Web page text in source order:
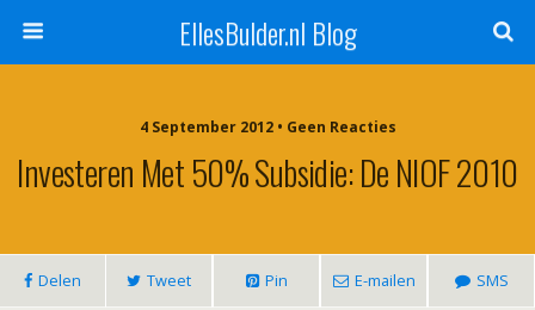
EllesBulder.nl Blog
4 September 2012 • Geen Reacties
Investeren Met 50% Subsidie: De NIOF 2010
Delen Tweet Pin E-mailen SMS